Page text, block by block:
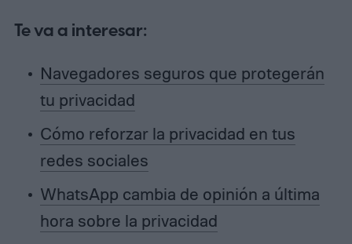
Te va a interesar:
Navegadores seguros que protegerán
tu privacidad
Cómo reforzar la privacidad en tus
redes sociales
WhatsApp cambia de opinión a última
hora sobre la privacidad